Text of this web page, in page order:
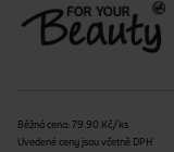
Běžná cena: 79.90 Kč/ks
Uvedené ceny jsou včetně DPH